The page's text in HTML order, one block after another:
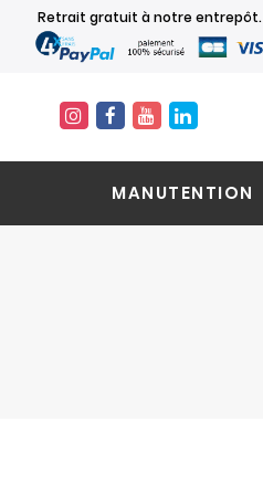
Retrait gratuit à notre entrepôt.
MANUTENTION